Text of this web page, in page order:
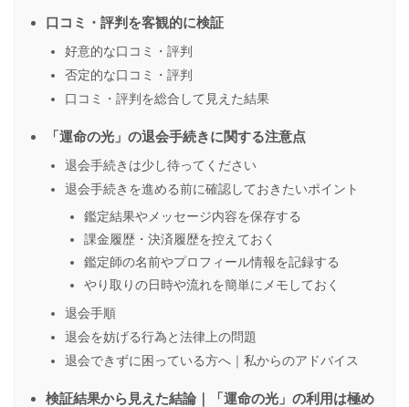
口コミ・評判を客観的に検証
好意的な口コミ・評判
否定的な口コミ・評判
口コミ・評判を総合して見えた結果
「運命の光」の退会手続きに関する注意点
退会手続きは少し待ってください
退会手続きを進める前に確認しておきたいポイント
鑑定結果やメッセージ内容を保存する
課金履歴・決済履歴を控えておく
鑑定師の名前やプロフィール情報を記録する
やり取りの日時や流れを簡単にメモしておく
退会手順
退会を妨げる行為と法律上の問題
退会できずに困っている方へ｜私からのアドバイス
検証結果から見えた結論｜「運命の光」の利用は極め